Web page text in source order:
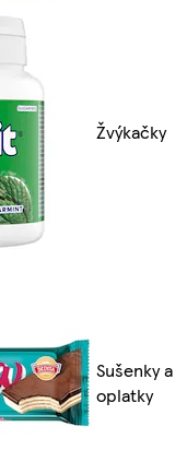
Žvýkačky
Sušenky a
oplatky